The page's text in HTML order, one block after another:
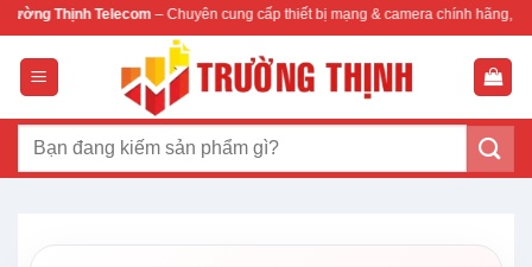
Bỏ
dung
Thịnh Telecom– Chuyên cung cấp thiết bị mạng & camera chính hãng, bảo
Tìm